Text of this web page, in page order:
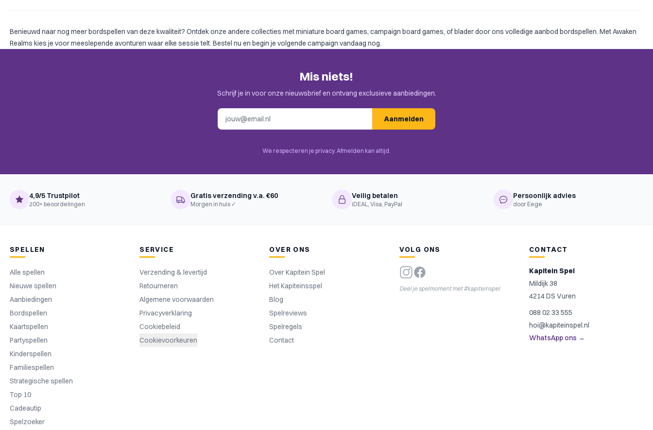
Benieuwd naar nog meer bordspellen van deze kwaliteit? Ontdek onze andere collecties metminiature board games, campaign board games, of blader door ons volledige aanbod bordspellen. Met Awaken
Realms kies je voor meeslepende avonturen waar elke sessie telt. Bestel nu en begin je volgende campaign vandaag nog.
Mis niets!
Schrijf je in voor onze nieuwsbrief en ontvang exclusieve aanbiedingen.
Aanmelden
We respecteren je privacy. Afmelden kan altijd.
4,9/5 Trustpilot
200+ beoordelingen
Gratis verzending v.a. €60
Morgen in huis ✓
Veilig betalen
iDEAL, Visa, PayPal
Persoonlijk advies
door Eege
SPELLEN
Alle spellen
Nieuwe spellen
Aanbiedingen
Bordspellen
Kaartspellen
Partyspellen
Kinderspellen
Familiespellen
Strategische spellen
Top 10
Cadeautip
Spelzoeker
SERVICE
Verzending & levertijd
Retourneren
Algemene voorwaarden
Privacyverklaring
Cookiebeleid
Cookievoorkeuren
OVER ONS
Over Kapitein Spel
Het Kapiteinsspel
Blog
Spelreviews
Spelregels
Contact
VOLG ONS
Deel je spelmoment met #kapiteinspel
CONTACT
Kapitein Spel
Mildijk 38
4214 DS Vuren
088 02 33 555
hoi@kapiteinspel.nl
WhatsApp ons →